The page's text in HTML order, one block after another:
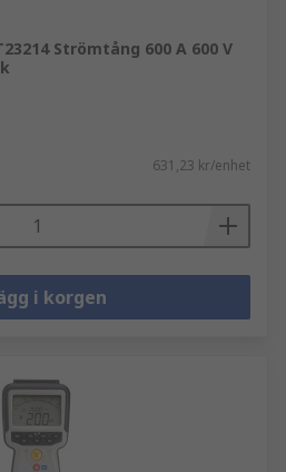
Strömtång 600 A 600 V
631,23 kr/enhet
i korgen